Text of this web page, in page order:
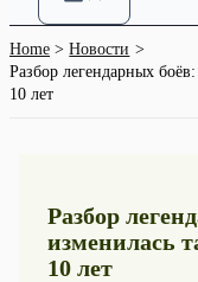
Home
Новости
Разбор легендарных
10 лет
Разбор
изменилась
10 лет